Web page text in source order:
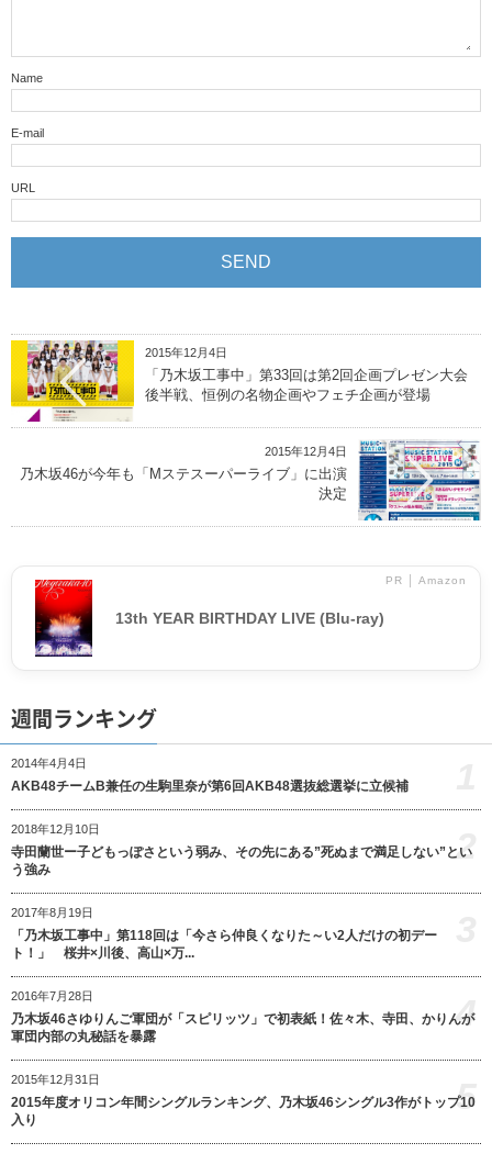
Name
E-mail
URL
2015年12月4日
「乃木坂工事中」第33回は第2回企画プレゼン大会
後半戦、恒例の名物企画やフェチ企画が登場
2015年12月4日
乃木坂46が今年も「Mステスーパーライブ」に出演
決定
PR │ Amazon
13th YEAR BIRTHDAY LIVE (Blu-ray)
週間ランキング
2014年4月4日
AKB48チームB兼任の生駒里奈が第6回AKB48選抜総選挙に立候補
2018年12月10日
寺田蘭世ー子どもっぽさという弱み、その先にある”死ぬまで満足しない”とい
う強み
2
2017年8月19日
「乃木坂工事中」第118回は「今さら仲良くなりた～い2人だけの初デー
ト！」 桜井×川後、高山×万...
2016年7月28日
乃木坂46さゆりんご軍団が「スピリッツ」で初表紙！佐々木、寺田、かりんが
軍団内部の丸秘話を暴露
4
2015年12月31日
2015年度オリコン年間シングルランキング、乃木坂46シングル3作がトップ10
入り
5